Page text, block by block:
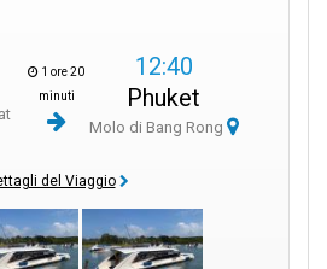
1 ore 20
minuti
12:40
Phuket
Molo di Bang Rong
del Viaggio